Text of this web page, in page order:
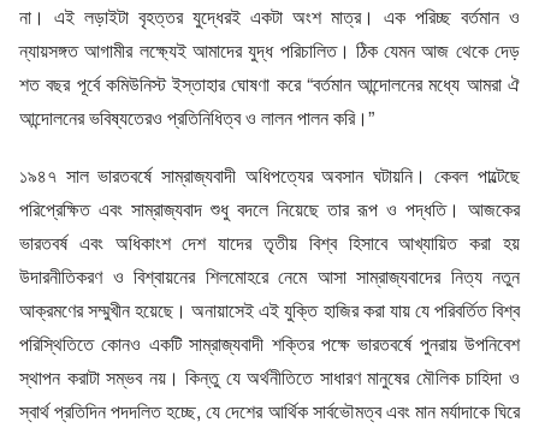
না। এই লড়াইটা বৃহত্তর যুদ্ধেরই একটা অংশ মাত্র। এক পরিচ্ছ বর্তমান ও
ন্যায়সঙ্গত আগামীর লক্ষ্যেই আমাদের যুদ্ধ পরিচালিত। ঠিক যেমন আজ থেকে দেড়
শত বছর পূর্বে কমিউনিস্ট ইস্তাহার ঘোষণা করে “বর্তমান আন্দোলনের মধ্যে আমরা ঐ
আন্দোলনের ভবিষ্যতেরও প্রতিনিধিত্ব ও লালন পালন করি।”
১৯৪৭ সাল ভারতবর্ষে সাম্রাজ্যবাদী অধিপত্যের অবসান ঘটায়নি। কেবল পাল্টেছে
পরিপ্রেক্ষিত এবং সাম্রাজ্যবাদ শুধু বদলে নিয়েছে তার রূপ ও পদ্ধতি। আজকের
ভারতবর্ষ এবং অধিকাংশ দেশ যাদের তৃতীয় বিশ্ব হিসাবে আখ্যায়িত করা হয়
উদারনীতিকরণ ও বিশ্বায়নের শিলমোহরে নেমে আসা সাম্রাজ্যবাদের নিত্য নতুন
আক্রমণের সম্মুখীন হয়েছে। অনায়াসেই এই যুক্তি হাজির করা যায় যে পরিবর্তিত বিশ্ব
পরিস্থিতিতে কোনও একটি সাম্রাজ্যবাদী শক্তির পক্ষে ভারতবর্ষে পুনরায় উপনিবেশ
স্থাপন করাটা সম্ভব নয়। কিন্তু যে অর্থনীতিতে সাধারণ মানুষের মৌলিক চাহিদা ও
স্বার্থ প্রতিদিন পদদলিত হচ্ছে, যে দেশের আর্থিক সার্বভৌমত্ব এবং মান মর্যাদাকে ঘিরে